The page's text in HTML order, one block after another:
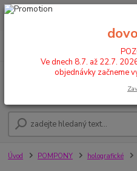
POZOR : Ve dnech 8.7. až
Úvod POMPONY holografické
Ve dnech 8.7. až 22.7.
objednávky začneme